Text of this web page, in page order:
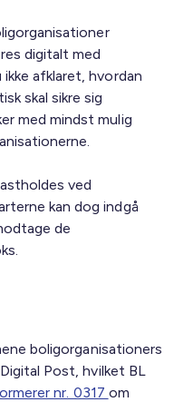
digitalt med
afklaret, hvordan
skal sikre sig
med mindst mulig
ved
kan dog indgå
de
boligorganisationers
Post, hvilket BL
nr. 0317 om